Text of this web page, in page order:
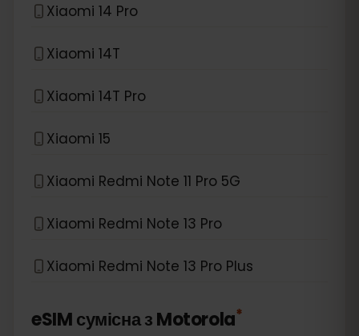
Xiaomi 14 Pro
Xiaomi 14T
Xiaomi 14T Pro
Xiaomi 15
Xiaomi Redmi Note 11 Pro 5G
Xiaomi Redmi Note 13 Pro
Xiaomi Redmi Note 13 Pro Plus
eSIM сумісна зMotorola*